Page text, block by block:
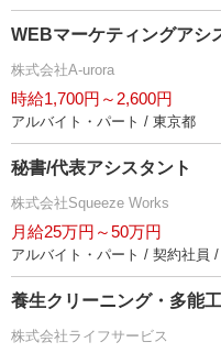
WEBマーケティングアシ
株式会社A-urora
時給1,700円～2,600円
アルバイト・パート / 東京都
秘書/代表アシスタント
株式会社Squeeze Works
月給25万円～50万円
アルバイト・パート / 契約社員
養生クリーニング・多能
株式会社ライフサービス